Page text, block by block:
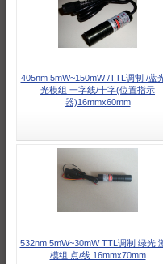
405nm 5mW~150mW /TTL调制 /蓝
光模组 一字线/十字(位置指示
器)16mmx60mm
532nm 5mW~30mW TTL调制 绿光
模组 点/线 16mmx70mm